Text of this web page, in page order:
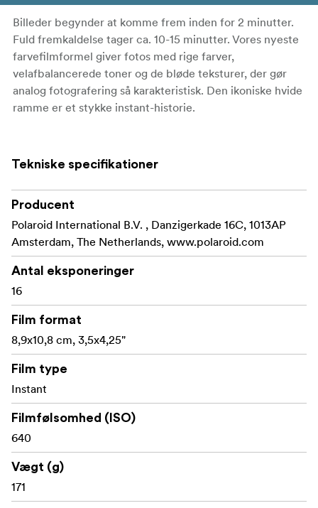
Billeder begynder at komme frem inden for 2 minutter.
Fuld fremkaldelse tager ca. 10-15 minutter. Vores nyeste
farvefilmformel giver fotos med rige farver,
velafbalancerede toner og de bløde teksturer, der gør
analog fotografering så karakteristisk. Den ikoniske hvide
ramme er et stykke instant-historie.
Tekniske specifikationer
Producent
Polaroid International B.V. , Danzigerkade 16C, 1013AP
Amsterdam, The Netherlands, www.polaroid.com
Antal eksponeringer
16
Film format
8,9x10,8 cm, 3,5x4,25"
Film type
Instant
Filmfølsomhed (ISO)
640
Vægt (g)
171